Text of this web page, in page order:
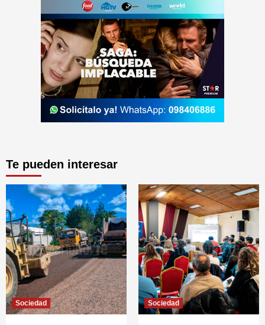
Te pueden interesar
Sociedad Sociedad